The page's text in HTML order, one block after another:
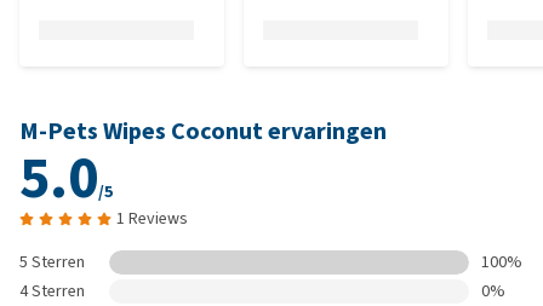
M-Pets Wipes Coconut ervaringen
5.0/5
1 Reviews
5 Sterren
100%
4 Sterren
0%